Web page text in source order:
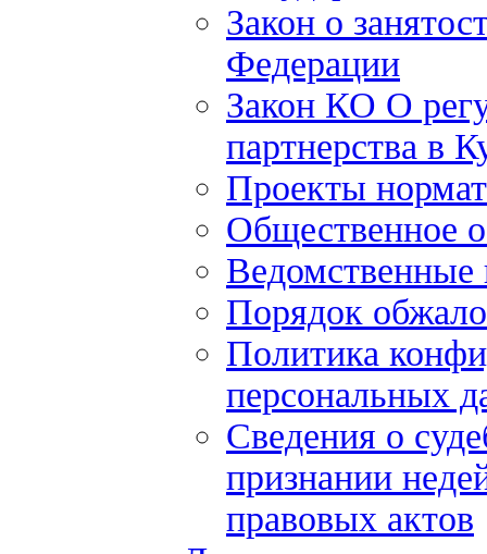
Закон о
Федерации
Закон КО О
партнерства в
Проекты
Общественное
Ведомственные
Порядок
Политика
персональных
Сведения о
признании
правовых актов